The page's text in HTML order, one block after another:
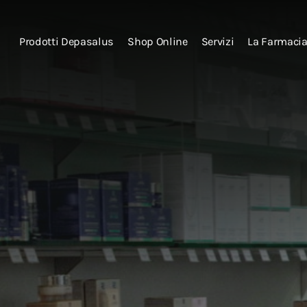
Prodotti Depasalus Shop Online Servizi La Farmacia